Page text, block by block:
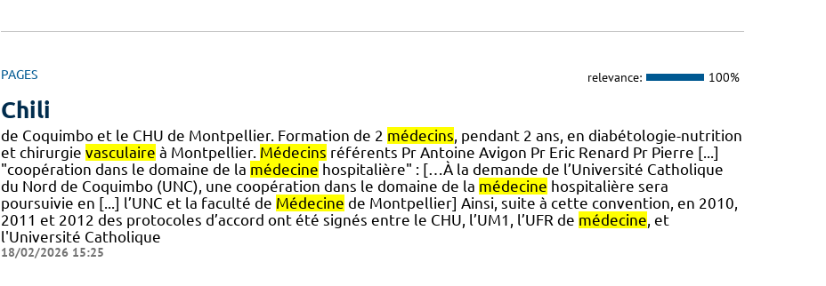
PAGES relevance: 100%
Chili
de Coquimbo et le CHU de Montpellier. Formation de 2 médecins, pendant 2 ans, en diabétologie-nutrition
et chirurgie vasculaire à Montpellier. Médecins référents Pr Antoine Avigon Pr Eric Renard Pr Pierre [...]
"coopération dans le domaine de la médecine hospitalière" : […À la demande de l’Université Catholique
du Nord de Coquimbo (UNC), une coopération dans le domaine de la médecine hospitalière sera
poursuivie en [...] l’UNC et la faculté de Médecine de Montpellier] Ainsi, suite à cette convention, en 2010,
2011 et 2012 des protocoles d’accord ont été signés entre le CHU, l’UM1, l’UFR de médecine, et
l'Université Catholique
18/02/2026 15:25